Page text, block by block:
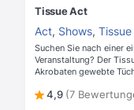
Tissue Act
Act, Shows,
Suchen Sie nach einer
Veranstaltung? Der
Akrobaten gewebte
4,9 (7